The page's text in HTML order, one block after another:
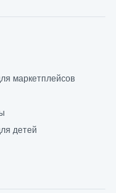
маркетплейсов
детей